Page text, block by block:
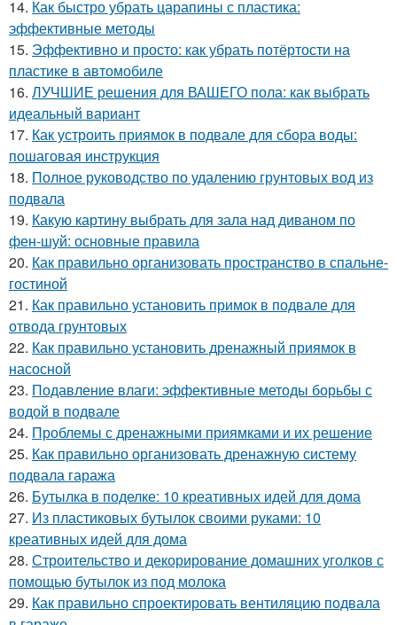
14. Как быстро убрать царапины с пластика:
эффективные методы
15. Эффективно и просто: как убрать потёртости на
пластике в автомобиле
16. ЛУЧШИЕ решения для ВАШЕГО пола: как выбрать
идеальный вариант
17. Как устроить приямок в подвале для сбора воды:
пошаговая инструкция
18. Полное руководство по удалению грунтовых вод из
подвала
19. Какую картину выбрать для зала над диваном по
фен-шуй: основные правила
20. Как правильно организовать пространство в спальне-
гостиной
21. Как правильно установить примок в подвале для
отвода грунтовых
22. Как правильно установить дренажный приямок в
насосной
23. Подавление влаги: эффективные методы борьбы с
водой в подвале
24. Проблемы с дренажными приямками и их решение
25. Как правильно организовать дренажную систему
подвала гаража
26. Бутылка в поделке: 10 креативных идей для дома
27. Из пластиковых бутылок своими руками: 10
креативных идей для дома
28. Строительство и декорирование домашних уголков с
помощью бутылок из под молока
29. Как правильно спроектировать вентиляцию подвала